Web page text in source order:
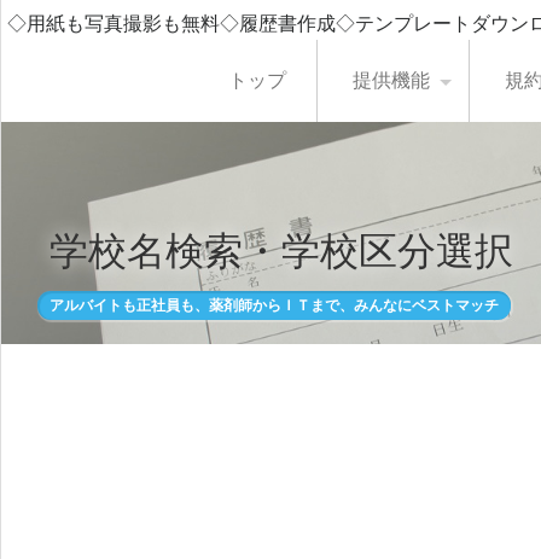
◇用紙も写真撮影も無料◇履歴書作成◇テンプレートダウ
トップ 提供機能 規
学校名検索・学校区分選択
アルバイトも正社員も、薬剤師からＩＴまで、みんなにベストマッチ